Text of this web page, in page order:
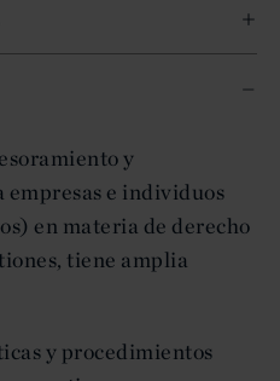
y
e individuos
en materia de derecho
tiene amplia
y procedimientos